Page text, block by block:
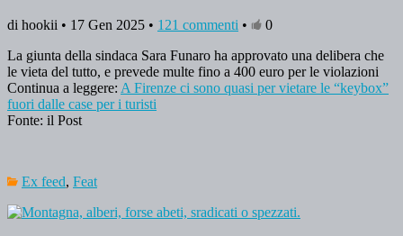
di hookii • 17 Gen 2025 • 121 commenti •
0
La giunta della sindaca Sara Funaro ha approvato una delibera che
le vieta del tutto, e prevede multe fino a 400 euro per le violazioni
Continua a leggere: A Firenze ci sono quasi per vietare le “keybox”
fuori dalle case per i turisti
Fonte: il Post
Ex feed, Feat